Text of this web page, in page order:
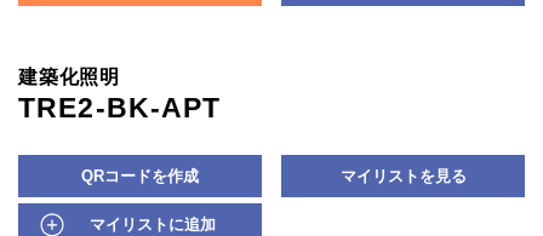
建築化照明
TRE2-BK-APT
QRコードを作成 マイリストを見る
マイリストに追加